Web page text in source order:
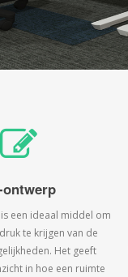
ontwerp
een ideaal middel om
te krijgen van de
Het geeft
in hoe een ruimte